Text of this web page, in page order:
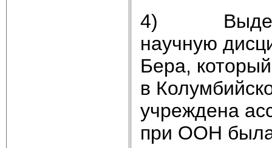
4)
научную
Бера,
в
учреждена
при ООН была